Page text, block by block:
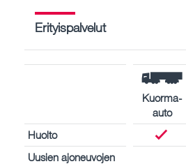
Erityispalvelut
Kuorma-
auto
Huolto
Uusien ajoneuvojen